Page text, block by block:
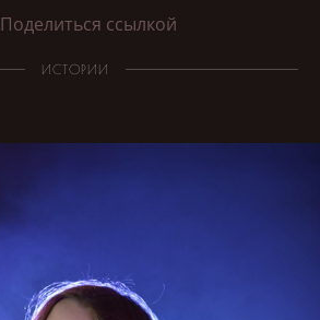
Поделиться ссылкой
ИСТОРИИ